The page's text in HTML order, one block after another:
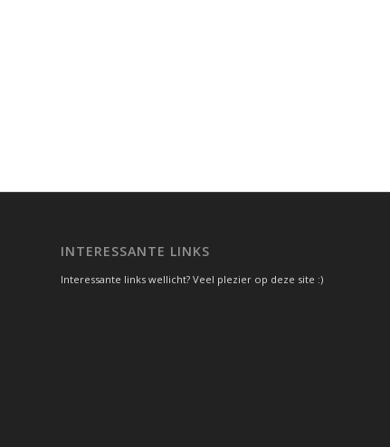
INTERESSANTE LINKS
Interessante links wellicht? Veel plezier op deze site :)